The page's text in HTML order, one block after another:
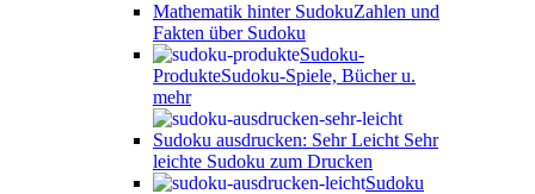
Mathematik hinter SudokuZahlen und
Fakten über Sudoku
Sudoku-
ProdukteSudoku-Spiele, Bücher u.
mehr
Sudoku ausdrucken: Sehr Leicht Sehr
leichte Sudoku zum Drucken
Sudoku